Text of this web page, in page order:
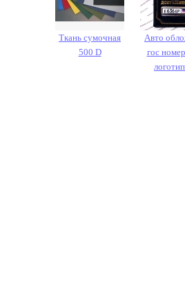
Ткань сумочная
500 D
Авто
гос